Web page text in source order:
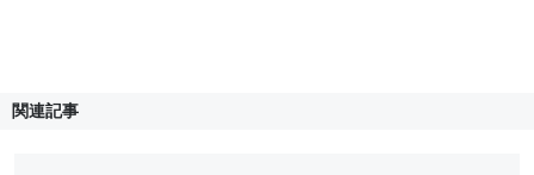
関連記事